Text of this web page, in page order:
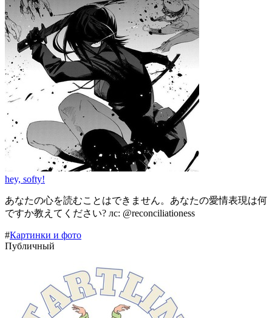
hey, softy!
あなたの心を読むことはできません。あなたの愛情表現は何
ですか教えてください? лс: @reconciliationess
#Картинки и фото
Публичный